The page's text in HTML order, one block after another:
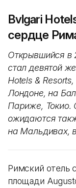
Bvlgari
сердце
Открывшийся в
стал девятой
Hotels &
Лондоне, на
Париже, Токио.
ожидаются
на Мальдивах,
Римский отель
площади